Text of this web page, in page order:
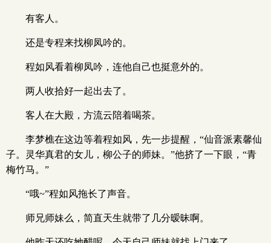
有客人。
还是专程来找柳凤吟的。
程如风看着柳凤吟，连他自己也挺意外的。
两人收拾好一起出去了。
客人在大殿，方流云陪着喝茶。
李梦樵在这边等着程如风，先一步提醒，“仙音派素馨仙
子。灵华真君的女儿，柳公子的师妹。”他挤了一下眼，“青
梅竹马。”
“哦~”程如风拖长了声音。
师兄师妹么，简直天生就带了几分暧昧啊。